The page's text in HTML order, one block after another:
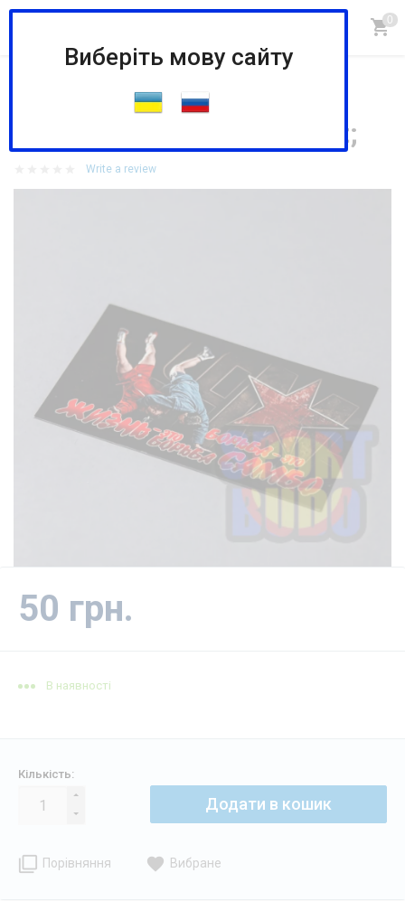
Магазин
СУВЕНИРНАЯ ПРОДУКЦИЯ
СУВЕНІРНА ПРОДУКЦІЯ
Магніт &quot;Самбо&quot;
Магніт &quot;Самбо&quot;
Write a review
50 грн.
В наявності
Кількість:
Додати в кошик
Порівняння Вибране
Виберіть мову сайту